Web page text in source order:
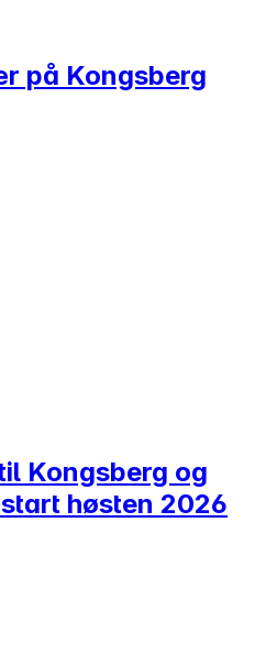
på Kongsberg
Kongsberg og
høsten 2026